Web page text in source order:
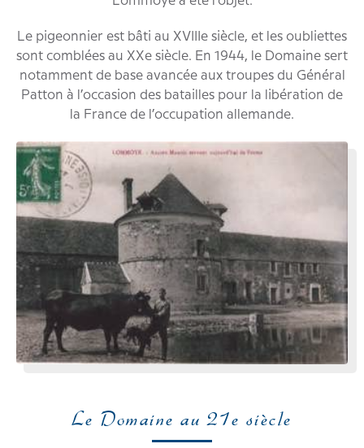
Le pigeonnier est bâti au XVIIIe siècle, et les oubliettes
sont comblées au XXe siècle. En 1944, le Domaine sert
notamment de base avancée aux troupes du Général
Patton à l’occasion des batailles pour la libération de
la France de l’occupation allemande.
Le Domaine au 21e siècle